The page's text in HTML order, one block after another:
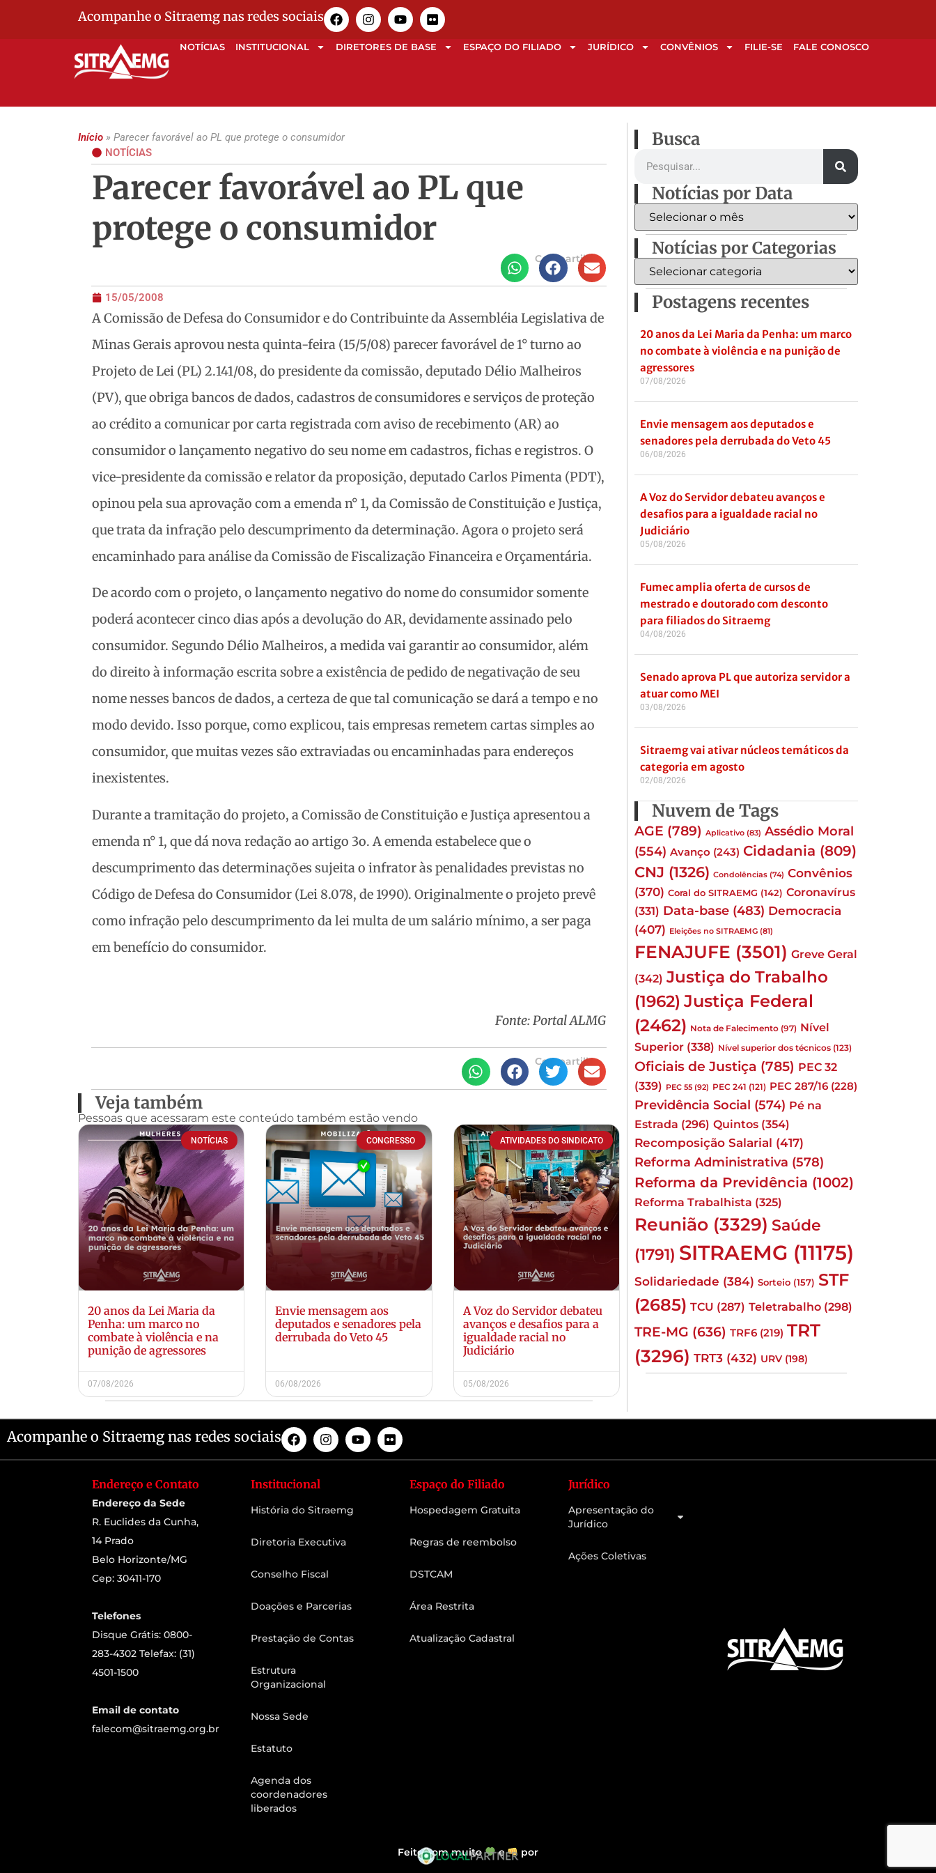
Acompanhe o Sitraemg nas redes sociais
NOTÍCIAS INSTITUCIONAL DIRETORES DE BASE ESPAÇO DO FILIADO JURÍDICO CONVÊNIOS FILIE-SE FALE CONOSCO
Início » Parecer favorável ao PL que protege o consumidor
NOTÍCIAS
Parecer favorável ao PL que
protege o consumidor
Compartilhe
15/05/2008
A Comissão de Defesa do Consumidor e do Contribuinte da Assembléia Legislativa de
Minas Gerais aprovou nesta quinta-feira (15/5/08) parecer favorávelde 1° turno ao
Projeto de Lei (PL) 2.141/08, do presidente da comissão, deputado Délio Malheiros
(PV), que obriga bancos de dados, cadastros de consumidores e serviços de proteção
ao crédito a comunicar por carta registrada com aviso de recebimento (AR) ao
consumidor o lançamento negativo do seu nome em cadastros, fichas e registros. O
vice-presidente da comissão e relator da proposição, deputado Carlos Pimenta (PDT),
opinou pela sua aprovação com a emenda n° 1, da Comissão de Constituição e Justiça,
que trata da infração pelo descumprimento da determinação. Agora o projeto será
encaminhado para análise da Comissão de Fiscalização Financeira e Orçamentária.
De acordo com o projeto, o lançamento negativo do nome do consumidor somente
poderá acontecer cinco dias após a devolução do AR, devidamente assinado pelo
consumidor. Segundo Délio Malheiros, a medida vai garantir ao consumidor, além
do direito à informação escrita sobre a existência de pedido de negativação de seu
nome nesses bancos de dados, a certeza de que tal comunicação se dará a tempo e no
modo devido. Isso porque, como explicou, tais empresas remetem cartas simples ao
consumidor, que muitas vezes são extraviadas ou encaminhadas para endereços
inexistentes.
Durante a tramitação do projeto, a Comissão de Constituição e Justiça apresentou a
emenda n° 1, que dá nova redação ao artigo 3o. A emenda estabelece que o
descumprimento das determinações sujeita o infrator às penalidades previstas no
Código de Defesa do Consumidor (Lei 8.078, de 1990). Originalmente o projeto prevê
como infração pelo descumprimento da lei multa de um salário mínimo, a ser paga
em benefício do consumidor.
Fonte: Portal ALMG
Compartilhe
Veja também
Pessoas que acessaram este conteúdo também estão vendo
NOTÍCIAS
20 anos da Lei Maria da
Penha: um marco no
combate à violência e na
punição de agressores
07/08/2026
CONGRESSO
Envie mensagem aos
deputados e senadores pela
derrubada do Veto 45
06/08/2026
ATIVIDADES DO SINDICATO
A Voz do Servidor debateu
avanços e desafios para a
igualdade racial no
Judiciário
05/08/2026
Busca
Notícias por Data
Notícias por Categorias
Postagens recentes
20 anos da Lei Maria da Penha: um marco
no combate à violência e na punição de
agressores
07/08/2026
Envie mensagem aos deputados e
senadores pela derrubada do Veto 45
06/08/2026
A Voz do Servidor debateu avanços e
desafios para a igualdade racial no
Judiciário
05/08/2026
Fumec amplia oferta de cursos de
mestrado e doutorado com desconto
para filiados do Sitraemg
04/08/2026
Senado aprova PL que autoriza servidor a
atuar como MEI
03/08/2026
Sitraemg vai ativar núcleos temáticos da
categoria em agosto
02/08/2026
Nuvem de Tags
AGE (789) Aplicativo (83) Assédio Moral
(554) Avanço (243) Cidadania (809)
CNJ (1326) Condolências (74) Convênios
(370) Coral do SITRAEMG (142) Coronavírus
(331) Data-base (483) Democracia
(407) Eleições no SITRAEMG (81)
FENAJUFE (3501) Greve Geral
(342) Justiça do Trabalho
(1962) Justiça Federal
(2462) Nota de Falecimento (97) Nível
Superior (338) Nível superior dos técnicos (123)
Oficiais de Justiça (785) PEC 32
(339) PEC 55 (92) PEC 241 (121) PEC 287/16 (228)
Previdência Social (574) Pé na
Estrada (296) Quintos (354)
Recomposição Salarial (417)
Reforma Administrativa (578)
Reforma da Previdência (1002)
Reforma Trabalhista (325)
Reunião (3329) Saúde
(1791) SITRAEMG (11175)
Solidariedade (384) Sorteio (157) STF
(2685) TCU (287) Teletrabalho (298)
TRE-MG (636) TRF6 (219) TRT
(3296) TRT3 (432) URV (198)
Acompanhe o Sitraemg nas redes sociais
Endereço e Contato
Endereço da Sede
R. Euclides da Cunha,
14 Prado
Belo Horizonte/MG
Cep: 30411-170
Telefones
Disque Grátis: 0800-
283-4302 Telefax: (31)
4501-1500
Email de contato
falecom@sitraemg.org.br
Institucional
História do Sitraemg
Diretoria Executiva
Conselho Fiscal
Doações e Parcerias
Prestação de Contas
Estrutura
Organizacional
Nossa Sede
Estatuto
Agenda dos
coordenadores
liberados
Espaço do Filiado
Hospedagem Gratuita
Regras de reembolso
DSTCAM
Área Restrita
Atualização Cadastral
Jurídico
Apresentação do
Jurídico
Ações Coletivas
Feito com muito e por